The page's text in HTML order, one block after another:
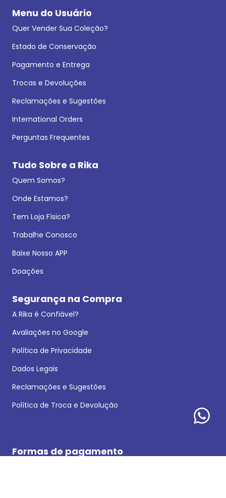
Menu do Usuário
Quer Vender Sua Coleção?
Estado de Conservação
Pagamento e Entrega
Trocas e Devoluções
Reclamações e Sugestões
International Orders
Perguntas Frequentes
Tudo Sobre a Rika
Quem Somos?
Onde Estamos?
Tem Loja Física?
Trabalhe Conosco
Baixe Nosso APP
Doações
Segurança na Compra
A Rika é Confiável?
Avaliações no Google
Política de Privacidade
Dados Legais
Reclamações e Sugestões
Política de Troca e Devolução
Formas de pagamento